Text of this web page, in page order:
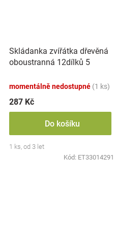
Skládanka zvířátka dřevěná
oboustranná 12dílků 5
17x12x1,5cm
momentálně nedostupné (1 ks)
287 Kč
Do košíku
1 ks, od 3 let
Kód: ET33014291